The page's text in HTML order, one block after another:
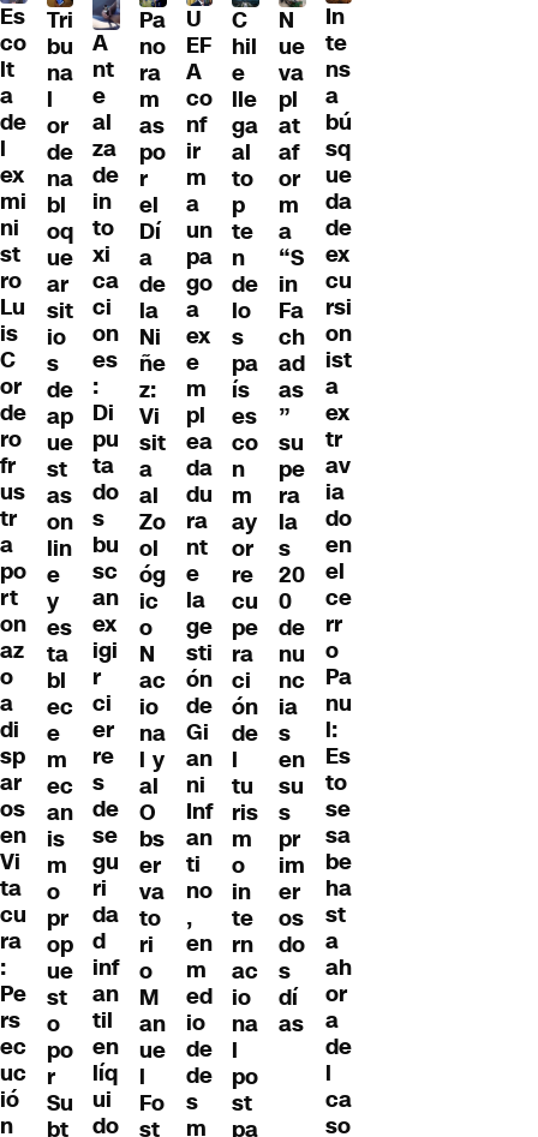
Es
co
lt
a
de
l
ex
mi
ni
st
ro
Lu
is
C
or
de
ro
fr
us
tr
a
po
rt
on
az
o
a
di
sp
ar
os
en
Vi
ta
cu
ra
:
Pe
rs
ec
uc
ió
n
Tri
bu
na
l
or
de
na
bl
oq
ue
ar
sit
io
s
de
ap
ue
st
as
on
lin
e
y
es
ta
bl
ec
e
m
ec
an
is
m
o
pr
op
ue
st
o
po
r
Su
bt
A
nt
e
al
za
de
in
to
xi
ca
ci
on
es
:
Di
pu
ta
do
s
bu
sc
an
ex
igi
r
ci
er
re
s
de
se
gu
ri
da
d
inf
an
til
en
líq
ui
do
Pa
no
ra
m
as
po
r
el
Dí
a
de
la
Ni
ñe
z:
Vi
sit
a
al
Zo
ol
óg
ic
o
N
ac
io
na
l y
al
O
bs
er
va
to
ri
o
M
an
ue
l
Fo
st
U
EF
A
co
nf
ir
m
a
un
pa
go
a
ex
e
m
pl
ea
da
du
ra
nt
e
la
ge
sti
ón
de
Gi
an
ni
Inf
an
ti
no
,
en
m
ed
io
de
de
s
m
C
hil
e
lle
ga
al
to
p
te
n
de
lo
s
pa
ís
es
co
n
m
ay
or
re
cu
pe
ra
ci
ón
de
l
tu
ris
m
o
in
te
rn
ac
io
na
l
po
st
pa
N
ue
va
pl
at
af
or
m
a
“S
in
Fa
ch
ad
as
”
su
pe
ra
la
s
20
0
de
nu
nc
ia
s
en
su
s
pr
im
er
os
do
s
dí
as
In
te
ns
a
bú
sq
ue
da
de
ex
cu
rsi
on
ist
a
ex
tr
av
ia
do
en
el
ce
rr
o
Pa
nu
l:
Es
to
se
sa
be
ha
st
a
ah
or
a
de
l
ca
so